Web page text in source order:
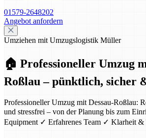
01579-2648202
Angebot anfordern
Umziehen mit Umzugslogistik Müller
🏠 Professioneller Umzug
Roßlau – pünktlich, sicher
Professioneller Umzug mit Dessau-Roßlau:
und stressfrei – von der Planung bis zum
Equipment ✓ Erfahrenes Team ✓ Klarheit &